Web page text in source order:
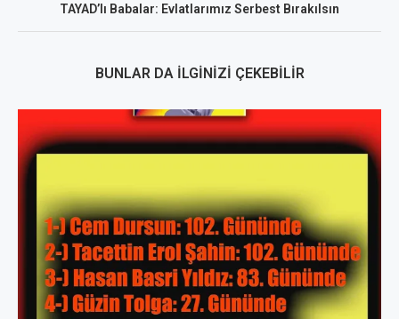
TAYAD’lı Babalar: Evlatlarımız Serbest Bırakılsın
BUNLAR DA İLGINIZI ÇEKEBILIR